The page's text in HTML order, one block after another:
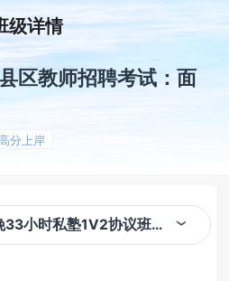
级详情
区教师招聘考试：面
分上岸
4天3晚33小时私塾1V2协议班（温州）